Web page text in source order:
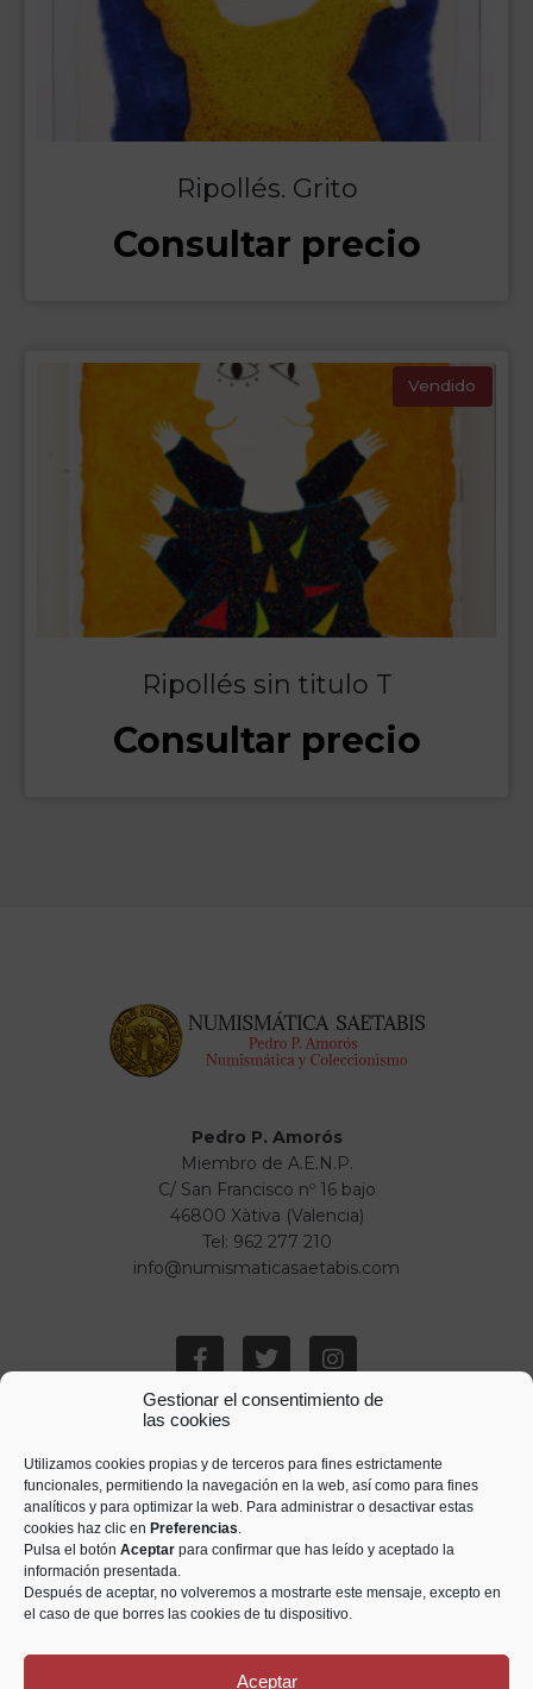
Gestionar el consentimiento de
las cookies
Utilizamos cookies propias y de terceros para fines estrictamente
funcionales, permitiendo la navegación en la web, así como para fines
analíticos y para optimizar la web. Para administrar o desactivar estas
cookies haz clic en Preferencias.
Pulsa el botón Aceptar para confirmar que has leído y aceptado la
información presentada.
Después de aceptar, no volveremos a mostrarte este mensaje, excepto en
el caso de que borres las cookies de tu dispositivo.
Aceptar
Ripollés. Grito
Consultar precio
Vendido
Ripollés sin titulo T
Consultar precio
Pedro P. Amorós
Miembro de A.E.N.P.
C/ San Francisco nº 16 bajo
46800 Xàtiva (Valencia)
Tel: 962 277 210
info@numismaticasaetabis.com